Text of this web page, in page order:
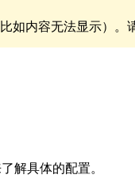
如内容无法显示）。
解具体的配置。